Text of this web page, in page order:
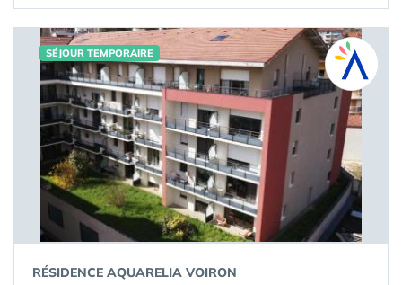
SÉJOUR TEMPORAIRE
RÉSIDENCE AQUARELIA VOIRON